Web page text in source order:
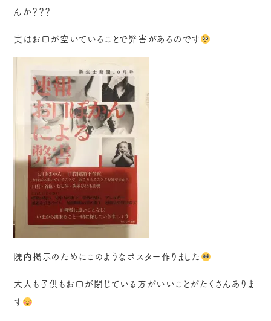
んか？？？
実はお口が空いていることで弊害があるのです
院内掲示のためにこのようなポスター作りました
大人も子供もお口が閉じている方がいいことがたくさんありま
す